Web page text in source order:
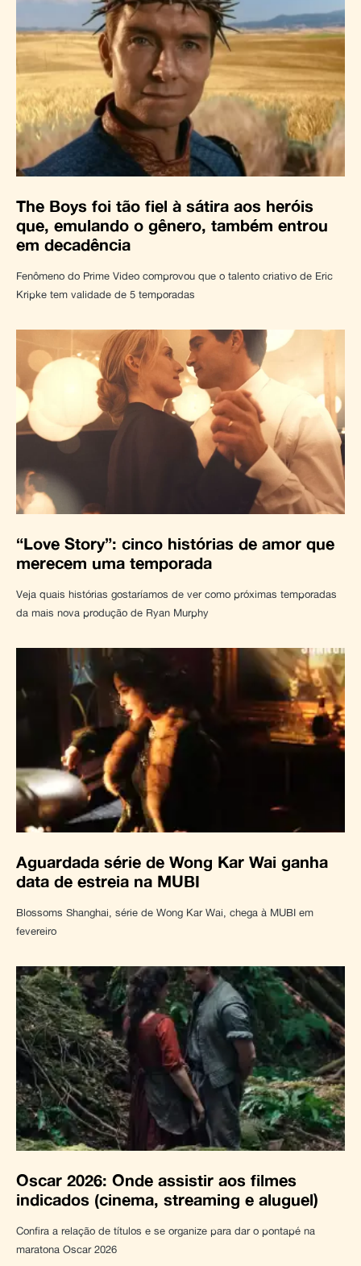
The Boys foi tão fiel à sátira aos heróis
que, emulando o gênero, também entrou
em decadência
Fenômeno do Prime Video comprovou que o talento criativo de Eric
Kripke tem validade de 5 temporadas
“Love Story”: cinco histórias de amor que
merecem uma temporada
Veja quais histórias gostaríamos de ver como próximas temporadas
da mais nova produção de Ryan Murphy
Aguardada série de Wong Kar Wai ganha
data de estreia na MUBI
Blossoms Shanghai, série de Wong Kar Wai, chega à MUBI em
fevereiro
Oscar 2026: Onde assistir aos filmes
indicados (cinema, streaming e aluguel)
Confira a relação de títulos e se organize para dar o pontapé na
maratona Oscar 2026